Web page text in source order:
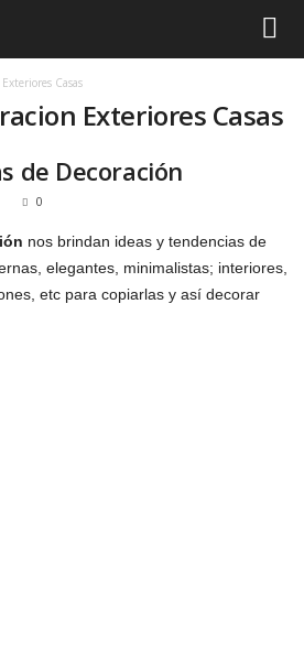
Casas
Exteriores Casas
de Decoración
0
nos brindan ideas y tendencias de
elegantes, minimalistas; interiores,
etc para copiarlas y así decorar